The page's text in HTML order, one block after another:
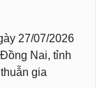
27/07/2026
Nai, tỉnh
gia